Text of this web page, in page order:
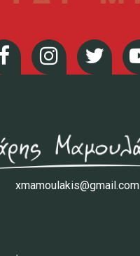
xmamoulakis@gmail.com